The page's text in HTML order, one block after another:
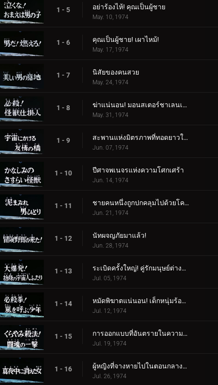
1 - 5 อย่าร้องไห้! คุณเป็นผู้ชาย
May. 10, 1974
1 - 6 คุณเป็นผู้ชาย! เผาไหม้!
May. 17, 1974
1 - 7 นิสัยของคนสวย
May. 24, 1974
1 - 8 ฆ่าแน่นอน! มอนสเตอร์ชาเลนเจอร์!
May. 31, 1974
1 - 9 สะพานแห่งมิตรภาพที่ทอดยาวในอวกาศ
Jun. 07, 1974
1 - 10 ปีศาจพเนจรแห่งความโศกเศร้า
Jun. 14, 1974
1 - 11 ชายคนหนึ่งถูกปกคลุมไปด้วยโคลน
Jun. 21, 1974
1 - 12 นัทผจญภัยมาแล้ว!
Jun. 28, 1974
1 - 13 ระเบิดครั้งใหญ่! คู่รักมนุษย์ต่างดาวผู้สิ้นหวัง
Jul. 05, 1974
1 - 14 หมัดพิฆาตแน่นอน! เด็กหนุ่มร้องเรียกเมื่อเกิดพายุ
Jul. 12, 1974
1 - 15 การออกแบบที่อันตรายในความมืด! โจมตีด้วยจิตวิญญาณแห่งการต่อสู้
Jul. 19, 1974
1 - 16 ผู้หญิงที่จางหายไปในตอนกลางคืน
Jul. 26, 1974